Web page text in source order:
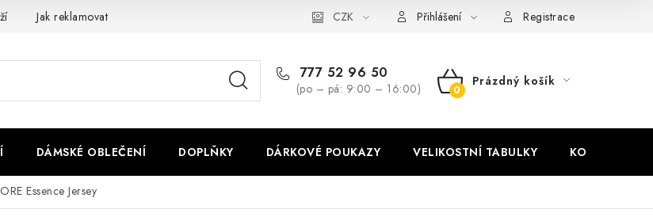
Jak reklamovat Velikostní tabulky Ochrana osobních údajů Zásady používání
CZK Přihlášení Registrace
777 52 96 50
(po – pá: 9:00 – 16:00)
NÁKUPNÍ
Prázdný košík
DÁMSKÉ OBLEČENÍ DOPLŇKY DÁRKOVÉ POUKAZY VELIKOSTNÍ TABULKY KONTAKT
Essence Jersey